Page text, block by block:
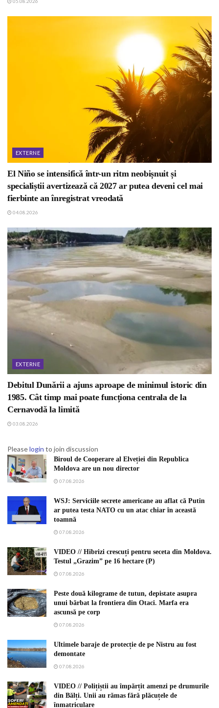
EXTERNE
El Niño se intensifică într-un ritm neobișnuit și
specialiștii avertizează că 2027 ar putea deveni cel mai
fierbinte an înregistrat vreodată
04.08.2026
EXTERNE
Debitul Dunării a ajuns aproape de minimul istoric din
1985. Cât timp mai poate funcționa centrala de la
Cernavodă la limită
03.08.2026
Pleaselogin to join discussion
Biroul de Cooperare al Elveției din Republica
Moldova are un nou director
07.08.2026
WSJ: Serviciile secrete americane au aflat că Putin
ar putea testa NATO cu un atac chiar în această
toamnă
07.08.2026
VIDEO // Hibrizi crescuți pentru seceta din Moldova.
Testul „Grazim” pe 16 hectare (P)
07.08.2026
Peste două kilograme de tutun, depistate asupra
unui bărbat la frontiera din Otaci. Marfa era
ascunsă pe corp
07.08.2026
Ultimele baraje de protecție de pe Nistru au fost
demontate
07.08.2026
VIDEO // Polițiștii au împărțit amenzi pe drumurile
din Bălți. Unii au rămas fără plăcuțele de
înmatriculare